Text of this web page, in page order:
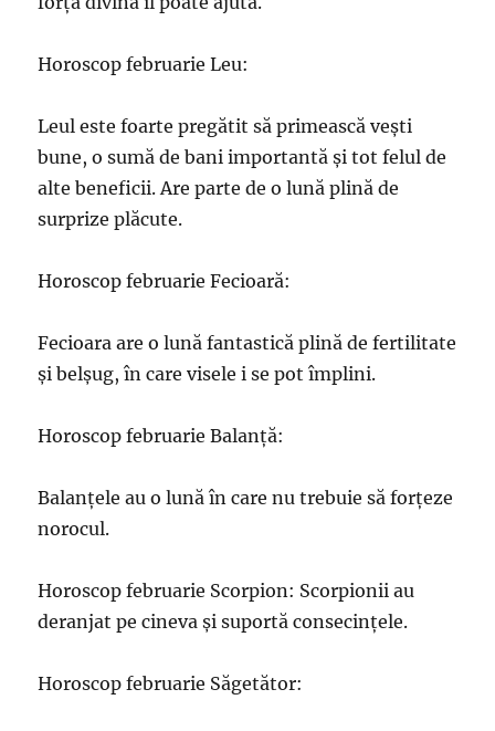
Horoscop februarie Leu:
Leul este foarte pregătit să primească vești
bune, o sumă de bani importantă și tot felul de
alte beneficii. Are parte de o lună plină de
surprize plăcute.
Horoscop februarie Fecioară:
Fecioara are o lună fantastică plină de fertilitate
și belșug, în care visele i se pot împlini.
Horoscop februarie Balanță:
Balanțele au o lună în care nu trebuie să forțeze
norocul.
Horoscop februarie Scorpion: Scorpionii au
deranjat pe cineva și suportă consecințele.
Horoscop februarie Săgetător: